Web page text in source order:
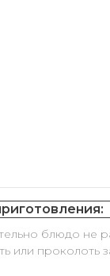
блюдо не
или проколоть